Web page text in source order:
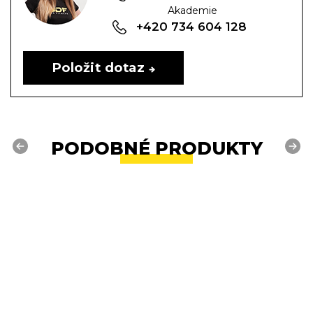
Akademie
+420 734 604 128
Položit dotaz
PODOBNÉ PRODUKTY
Previous Next